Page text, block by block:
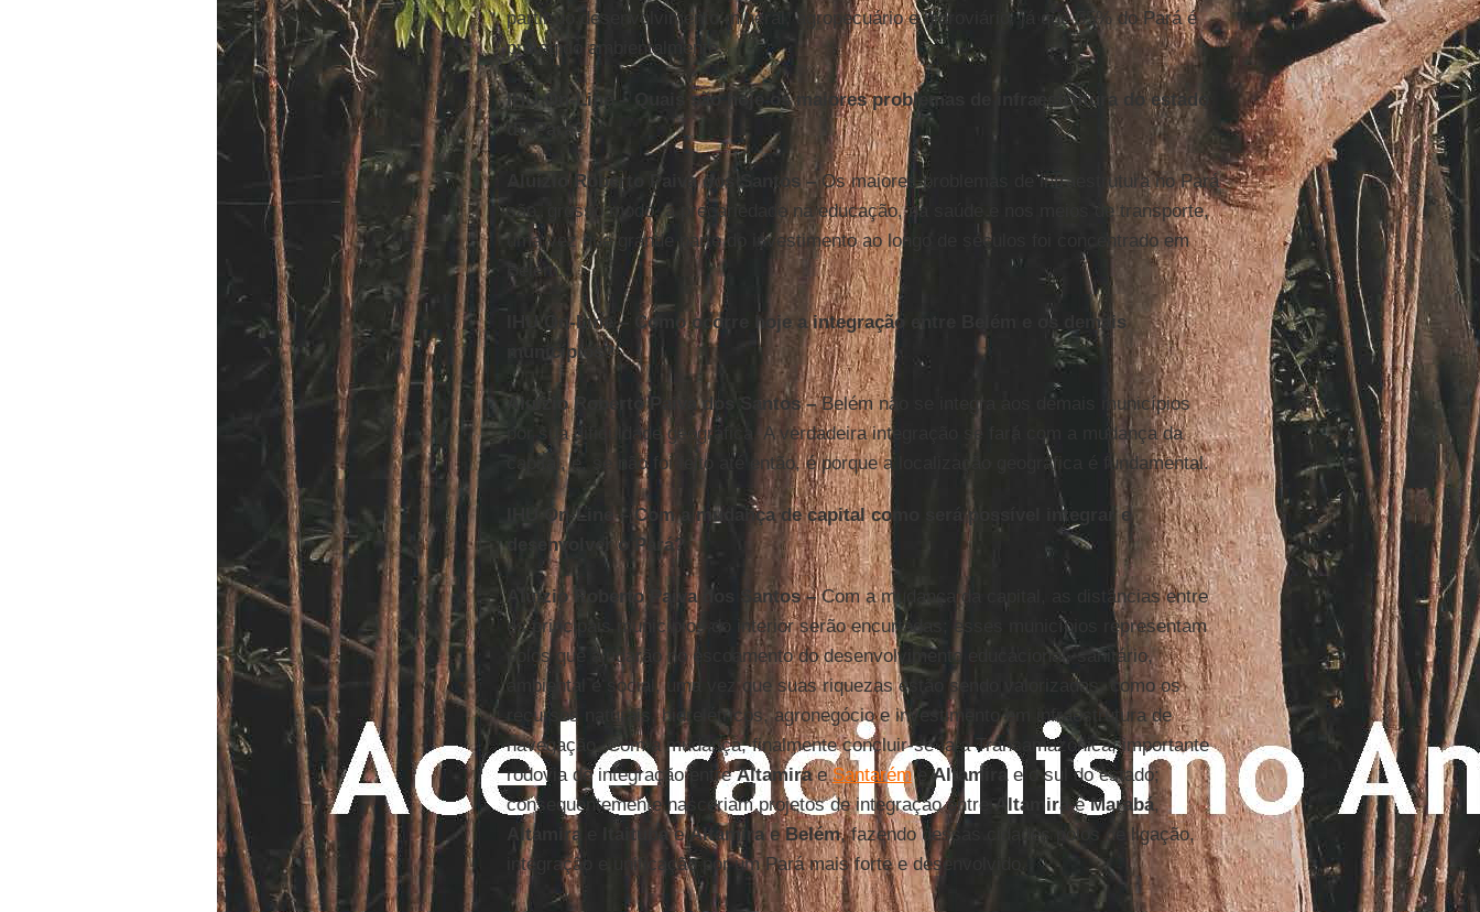
partir do desenvolvimento mineral, agropecuário e hidroviário, já que 55% do Pará é
protegido ambientalmente.
IHU On-Line – Quais são hoje os maiores problemas de infraestrutura do estado
do Pará?
Aluízio Roberto Paiva dos Santos –Os maiores problemas de infraestrutura no Pará
são, grosso modo, a precariedade na educação, na saúde e nos meios de transporte,
uma vez que grande parte do investimento ao longo de séculos foi concentrado em
Belém.
IHU On-Line – Como ocorre hoje a integração entre Belém e os demais
municípios?
Aluízio Roberto Paiva dos Santos –Belém não se integra aos demais municípios
por sua dificuldade geográfica. A verdadeira integração se fará com a mudança da
capital, e, se não foi feito até então, é porque a localização geográfica é fundamental.
IHU On-Line – Com a mudança de capital como será possível integrar e
desenvolver o Pará?
Aluízio Roberto Paiva dos Santos –Com a mudança da capital, as distâncias entre
os principais municípios do interior serão encurtadas; esses municípios representam
polos que ajudarão no escoamento do desenvolvimento educacional, sanitário,
ambiental e social, uma vez que suas riquezas estão sendo valorizadas, como os
recursos naturais, hidrelétricos, agronegócio e investimento em infraestrutura de
navegação. Com a mudança, finalmente concluir-se-ia a Transamazônica, importante
rodovia de integração entreAltamiraeSantarémeAltamira e o sul do estado;
consequentemente nasceriam projetos de integração entreAltamiraeMarabá,
Altamira
ItaitubaeAltamiraeBelém, fazendo dessas cidades polos de ligação,
integração e unificação por um Pará mais forte e desenvolvido.